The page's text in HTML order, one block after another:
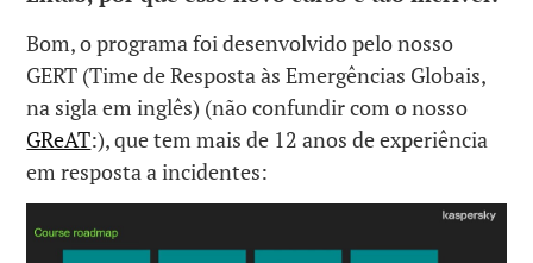
Bom, o programa foi desenvolvido pelo nosso
GERT (Time de Resposta às Emergências Globais,
na sigla em inglês) (não confundir com o nosso
GReAT:), que tem mais de 12 anos de experiência
em resposta a incidentes: